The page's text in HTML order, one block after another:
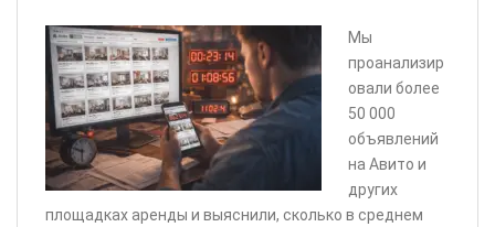
Мы
проанализир
овали более
50 000
объявлений
на Авито и
других
площадках аренды и выяснили, сколько в среднем